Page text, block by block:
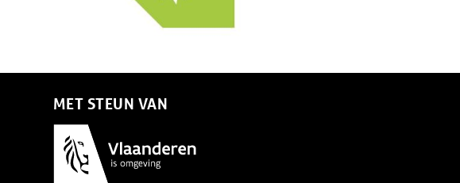
MET STEUN VAN
Afbeelding